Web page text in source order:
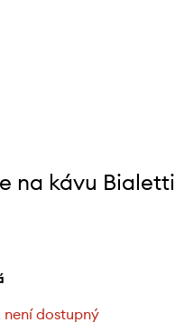
na kávu
není dostupný